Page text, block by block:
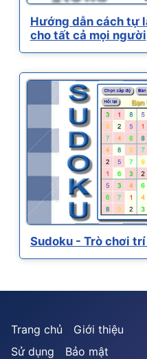
Hướng dẫn cách tự
cho tất cả mọi người
Sudoku - Trò chơi
Trang chủ
Giới thiệu
Sử dụng
Bảo mật